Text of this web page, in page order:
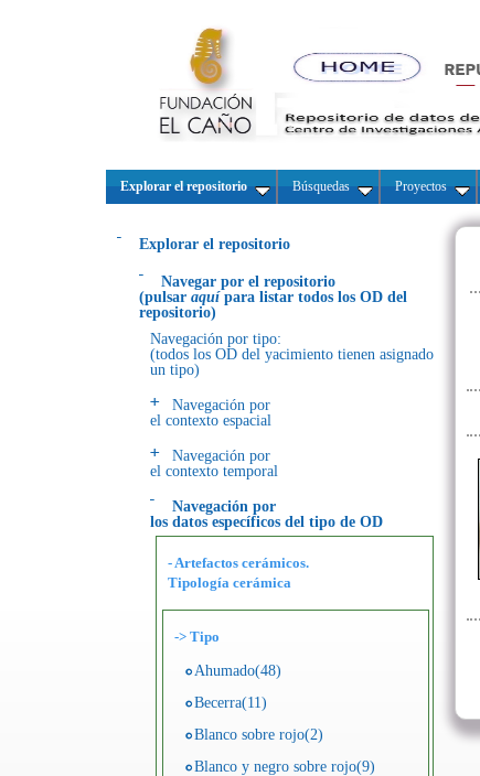
Explorar el repositorio Búsquedas Proyectos
Explorar el repositorio
Navegar por el repositorio
(pulsar aquí para listar todos los OD del
repositorio)
Navegación por tipo:
(todos los OD del yacimiento tienen asignado
un tipo)
Navegación por
el contexto espacial
Navegación por
el contexto temporal
Navegación por
los datos específicos del tipo de OD
- Artefactos cerámicos.
Tipología cerámica
-> Tipo
Ahumado(48)
Becerra(11)
Blanco sobre rojo(2)
Blanco y negro sobre rojo(9)